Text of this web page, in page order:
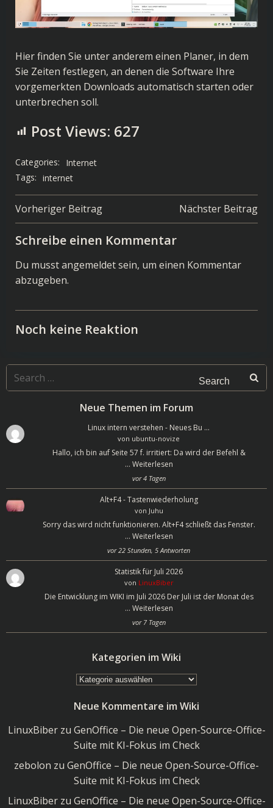
Hier finden Sie unter anderem einen Planer, in dem
Sie Zeiten festlegen, an denen die Software Ihre
vorgemerkten Downloads automatisch starten oder
unterbrechen soll.
Post Views: 627
Categories:
Internet
Tags: internet
Post
navigation
Vorheriger Beitrag
Post
navigation
Nächster Beitrag
Schreibe einen Kommentar
Du musstangemeldetsein, um einen Kommentar
abzugeben.
Noch keine Reaktion
Search
for:
Neue Themen im Forum
Linux intern verstehen - Neues Bu …
von ubuntu-novize
Hallo, ich bin auf Seite 57 f. irritiert: Da wird der Befehl &
… Weiterlesen
vor 4 Tagen
Alt+F4 - Tastenwiederholung
von Juhu
Sorry das wird nicht funktionieren. Alt+F4 schließt das Fenster.
… Weiterlesen
vor 22 Stunden, 5 Antworten
Statistik für Juli 2026
von LinuxBiber
Die Entwicklung im WIKI im Juli 2026 Der Juli ist der Monat des
… Weiterlesen
vor 7 Tagen
Kategorien im Wiki
Kategorien
Wiki
Neue Kommentare im Wiki
LinuxBiberzu GenOffice – Die neue Open-Source-Office-
Suite mit KI-Fokus im Check
zebolon zu GenOffice – Die neue Open-Source-Office-
Suite mit KI-Fokus im Check
LinuxBiberzu GenOffice – Die neue Open-Source-Office-